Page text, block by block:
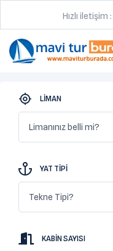
Hızlı iletişim :
LIMAN
Limanınız belli mi?
YAT TIPI
Tekne Tipi?
KABIN SAYISI